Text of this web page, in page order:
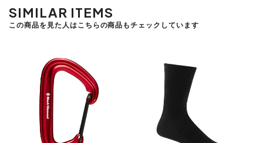
SIMILAR ITEMS
この商品を見た人はこちらの商品もチェックしています